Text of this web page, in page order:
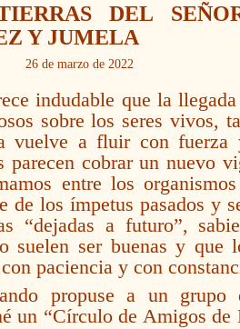
DEL SEÑ
Y JUMELA
26 de marzo de 2022
indudable que la
sobre los seres vivos,
vuelve a fluir con
parecen cobrar un nuevo
entre los
de los ímpetus pasados y
“dejadas a futuro”,
suelen ser buenas y que
paciencia y con
propuse a un
un “Círculo de Amigos de